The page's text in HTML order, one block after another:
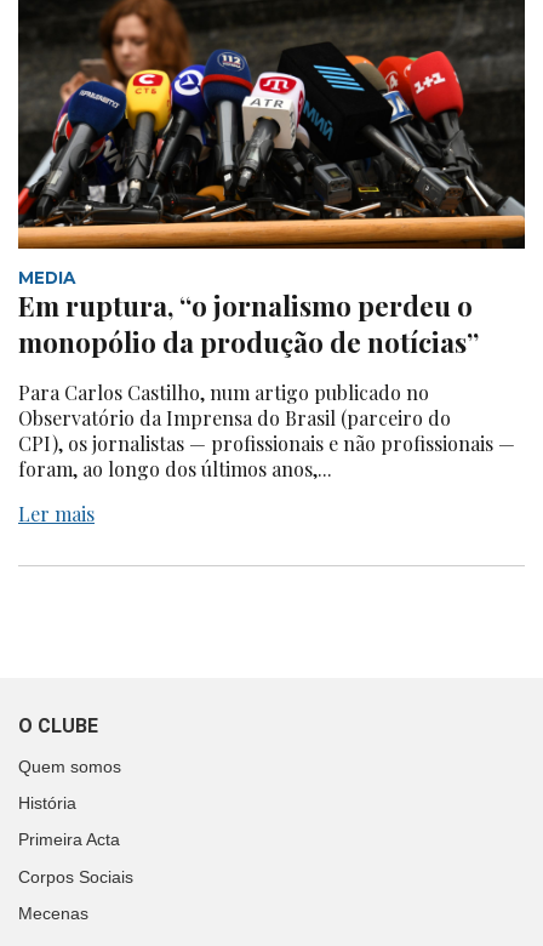
MEDIA
Em ruptura, “o jornalismo perdeu o
monopólio da produção de notícias”
Para Carlos Castilho, num artigo publicado no
Observatório da Imprensa do Brasil (parceiro do
CPI), os jornalistas — profissionais e não profissionais —
foram, ao longo dos últimos anos,...
Ler mais
O CLUBE
Quem somos
História
Primeira Acta
Corpos Sociais
Mecenas